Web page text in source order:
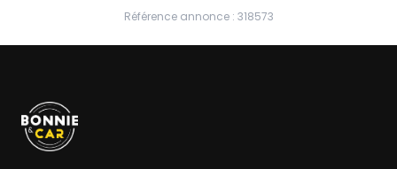
Référence annonce : 318573